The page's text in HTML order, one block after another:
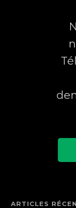
ARTICLES